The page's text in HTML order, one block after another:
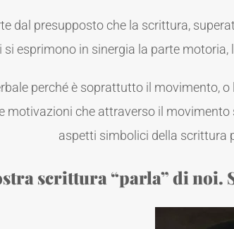
dal presupposto che la scrittura,
si esprimono in sinergia la parte
perché è soprattutto il movimento,
motivazioni che attraverso il
aspetti simbolici della scrittura
scrittura “parla” di noi.